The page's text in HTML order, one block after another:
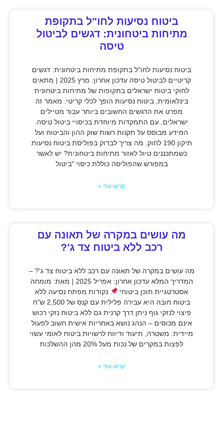
ביטוח נסיעות לחו"ל בתקופת
מתיחות ביטחונית: דגשים לביטול
טיסה
ביטוח נסיעות לחו"ל בתקופת מתיחות ביטחונית: דגשים
קריטיים לביטול טיסה עדכון אחרון: מרץ 2025 | מתאים
לחוקי ביטוח ישראלים בתקופות של מתיחות ביטחונית
בינלאומית, ביטוח נסיעות הופך לכלי קריטי. מאמר זה
מפרט את הדגשים החשובים ביותר עבור מטיילים
ישראלים, עם התמקדות מיוחדת בכיסויי ביטול טיסה.
המידע מבוסס על תקנות רשות שוק ההון והביטוח ועל
תיקון 190 לחוק. מה צריך לבדוק בפוליסת ביטוח נסיעות
כשמתכננים טיול לאזור מתיחות ביטחונית? יש לאשר
במפורש שהפוליסה כוללת כיסוי "ביטול
קראו עוד »
מה עושים במקרה של תאונה עם
רכב ללא ביטוח צד ג'?
מה עושים במקרה של תאונה עם רכב ללא ביטוח צד ג'? –
המדריך המלא עדכון אחרון: אפריל 2025 | מאת: מומחה
אסטרטגיית תוכן ביטוחי
נקודות מפתח נסיעה ללא
ביטוח חובה היא עבירה פלילית עם קנס של 2,500 ש"ח
פיצוי לנזקי גוף ניתן דרך קרנית גם ללא ביטוח נזקי רכוש
אינם מכוסים – הנהג נושא באחריות אישית חשוב לפעול
מיידית: משטרה, תיעוד ודיווח לרשויות ביטוח לאומי עשוי
לפצות במקרים של נכות מעל 20% מהן ההשלכות
קראו עוד »